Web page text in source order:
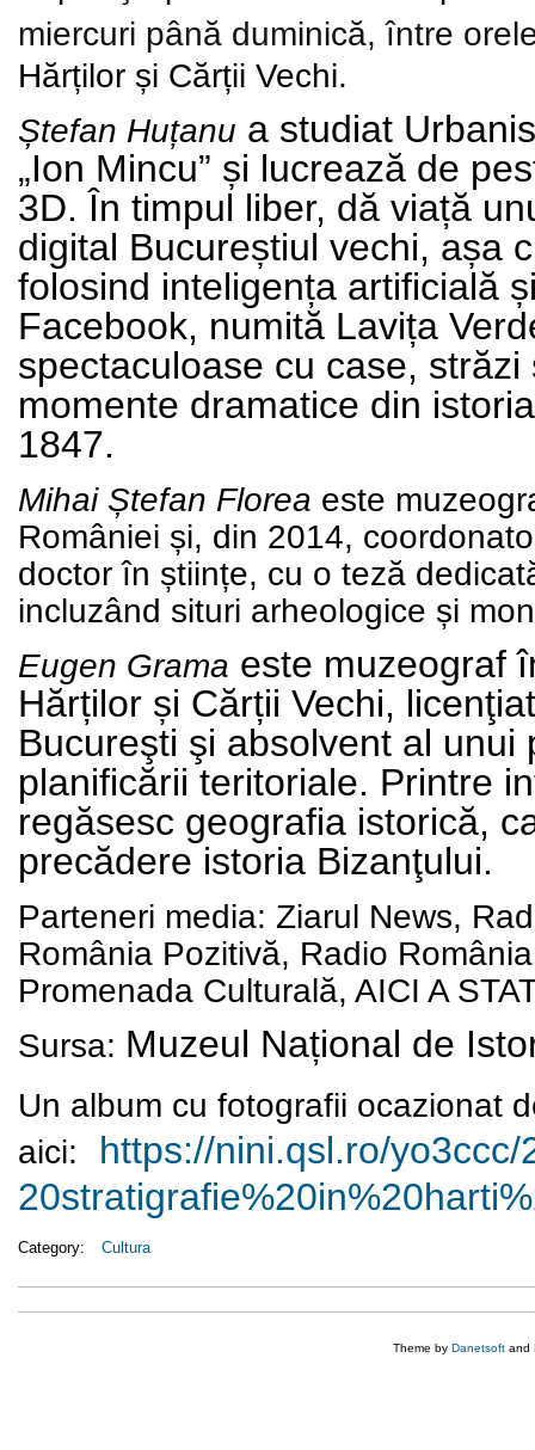
miercuri până duminică, între
Hărților și Cărții Vechi.
Ștefan Huțanu a studiat
„Ion Mincu” și lucrează de
3D. În timpul liber, dă viață
digital Bucureștiul vechi, așa
folosind inteligența artificială
Facebook, numită Lavița
spectaculoase cu case,
momente dramatice din
1847.
Mihai Ștefan Florea este
României și, din 2014,
doctor în științe, cu o teză
incluzând situri arheologice și
Eugen Grama este muzeograf
Hărților și Cărții Vechi,
Bucureşti şi absolvent al
planificării teritoriale. Printre
regăsesc geografia istorică,
precădere istoria Bizanţului.
Parteneri media: Ziarul News,
România Pozitivă, Radio
Promenada Culturală, AICI A
Sursa: Muzeul Național de
Un album cu fotografii ocazionat
aici:
https://nini.qsl.ro/yo3ccc/
20stratigrafie%20in%20harti%
Category: Cultura
Theme by Danetsoft and